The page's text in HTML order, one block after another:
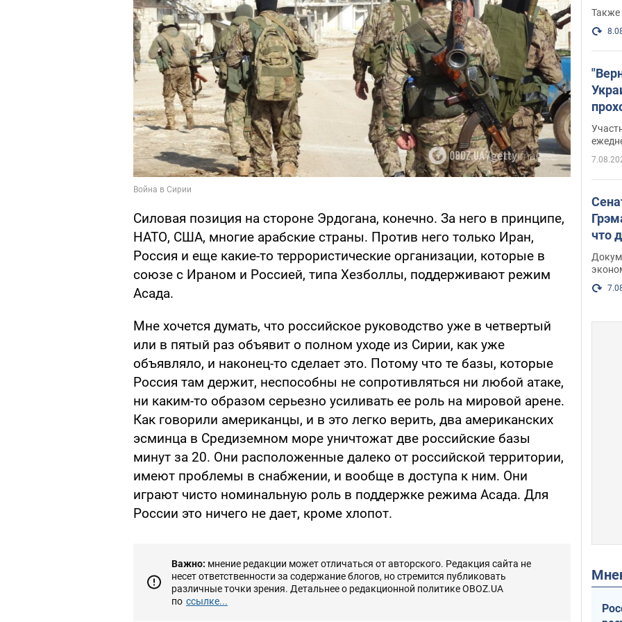
Силовая позиция на стороне Эрдогана, конечно. За него в принципе,
НАТО, США, многие арабские страны. Против него только Иран,
Россия и еще какие-то террористические организации, которые в
союзе с Ираном и Россией, типа Хезболлы, поддерживают режим
Асада.
Мне хочется думать, что российское руководство уже в четвертый
или в пятый раз объявит о полном уходе из Сирии, как уже
объявляло, и наконец-то сделает это. Потому что те базы, которые
Россия там держит, неспособны не сопротивляться ни любой атаке,
ни каким-то образом серьезно усиливать ее роль на мировой арене.
Как говорили американцы, и в это легко верить, два американских
эсминца в Средиземном море уничтожат две российские базы
минут за 20. Они расположенные далеко от российской территории,
имеют проблемы в снабжении, и вообще в доступа к ним. Они
играют чисто номинальную роль в поддержке режима Асада. Для
России это ничего не дает, кроме хлопот.
Важно: мнение редакции может отличаться от авторского. Редакция сайта не
несет ответственности за содержание блогов, но стремится публиковать
различные точки зрения. Детальнее о редакционной политике OBOZ.UA
по ссылке...
Также
что